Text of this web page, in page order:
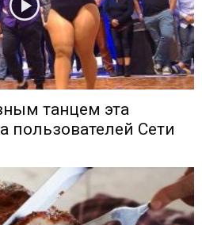
танцем эта
пользователей Сети